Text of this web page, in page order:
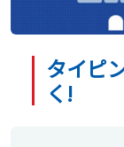
タイピ
く!